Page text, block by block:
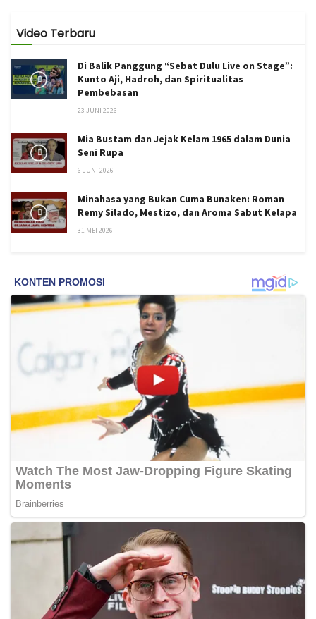
Video Terbaru
Di Balik Panggung “Sebat Dulu Live on Stage”:
Kunto Aji, Hadroh, dan Spiritualitas
Pembebasan
23 JUNI 2026
Mia Bustam dan Jejak Kelam 1965 dalam Dunia
Seni Rupa
6 JUNI 2026
Minahasa yang Bukan Cuma Bunaken: Roman
Remy Silado, Mestizo, dan Aroma Sabut Kelapa
31 MEI 2026